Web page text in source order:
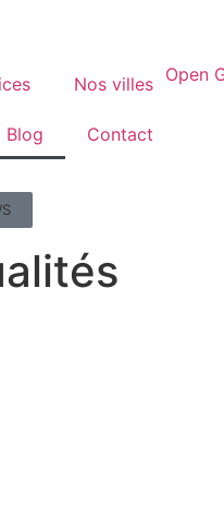
Nos villes
Blog Contact